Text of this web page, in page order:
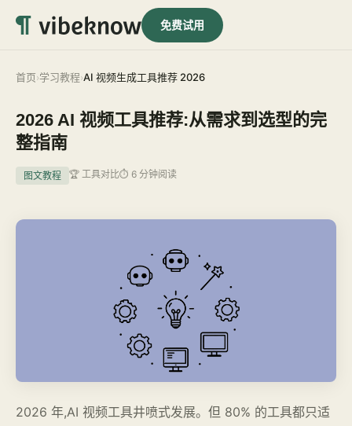
免费试用
首页›学习教程›AI 视频生成工具推荐 2026
2026 AI 视频工具推荐:从需求到选型的完
整指南
图文教程 🏆 工具对比⏱ 6 分钟阅读
2026 年,AI 视频工具井喷式发展。但 80% 的工具都只适